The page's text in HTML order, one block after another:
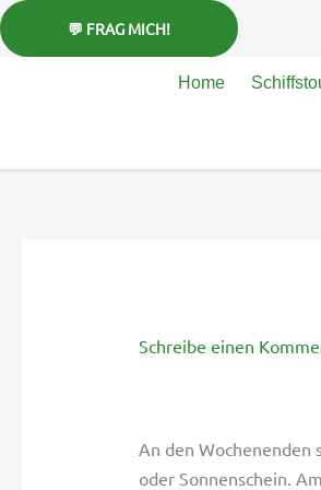
springen
Home
Schreibe einen
An den Wochenenden
oder Sonnenschein.